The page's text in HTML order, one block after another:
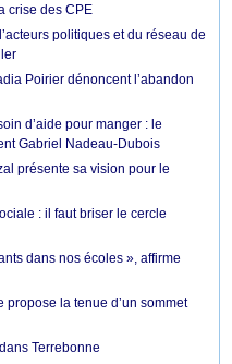
crise des CPE
politiques et du réseau de
Poirier dénoncent l’abandon
d’aide pour manger : le
Gabriel Nadeau-Dubois
présente sa vision pour le
: il faut briser le cercle
dans nos écoles », affirme
propose la tenue d’un sommet
Terrebonne